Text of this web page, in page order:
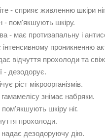
- сприяє живленню шкіри
- пом'якшують шкіру.
- має протизапальну і
проникненню
відчуття прохолоди та
- дезодорує.
ріст мікроорганізмів.
знімає набряки.
шкіру ніг.
прохолоди.
дезодоруючу дію.